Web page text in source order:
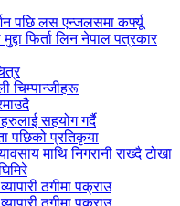
पछि लस एन्जलसमा कर्फ्यू
फिर्ता लिन नेपाल पत्रकार
चिम्पान्जीहरू
सहयोग गर्दै
पछिको प्रतिकृया
माथि निगरानी राख्दै टोखा
ठगीमा पक्राउ
ठगीमा पक्राउ